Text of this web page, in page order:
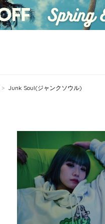
Junk Soul(ジャンクソウル)